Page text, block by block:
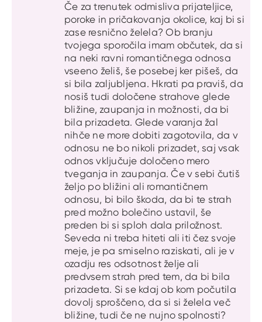
Če za trenutek odmisliva prijateljice,
poroke in pričakovanja okolice, kaj bi si
zase resnično želela? Ob branju
tvojega sporočila imam občutek, da si
na neki ravni romantičnega odnosa
vseeno želiš, še posebej ker pišeš, da
si bila zaljubljena. Hkrati pa praviš, da
nosiš tudi določene strahove glede
bližine, zaupanja in možnosti, da bi
bila prizadeta. Glede varanja žal
nihče ne more dobiti zagotovila, da v
odnosu ne bo nikoli prizadet, saj vsak
odnos vključuje določeno mero
tveganja in zaupanja. Če v sebi čutiš
željo po bližini ali romantičnem
odnosu, bi bilo škoda, da bi te strah
pred možno bolečino ustavil, še
preden bi si sploh dala priložnost.
Seveda ni treba hiteti ali iti čez svoje
meje, je pa smiselno raziskati, ali je v
ozadju res odsotnost želje ali
predvsem strah pred tem, da bi bila
prizadeta. Si se kdaj ob kom počutila
dovolj sproščeno, da si si želela več
bližine, tudi če ne nujno spolnosti?